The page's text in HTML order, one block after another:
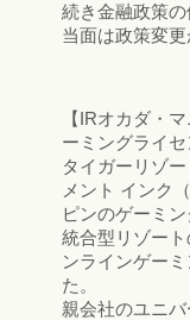
続き金融政策の
当面は政策変更
【IRオカダ・
ーミングライセ
タイガーリゾ
メント インク
ピンのゲーミ
統合型リゾー
ンラインゲー
た。
親会社のユニ